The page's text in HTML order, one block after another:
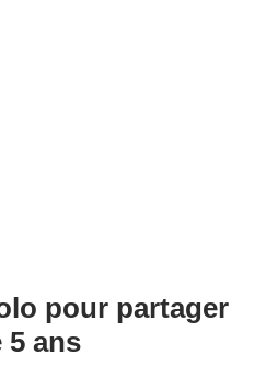
pour partager
5 ans